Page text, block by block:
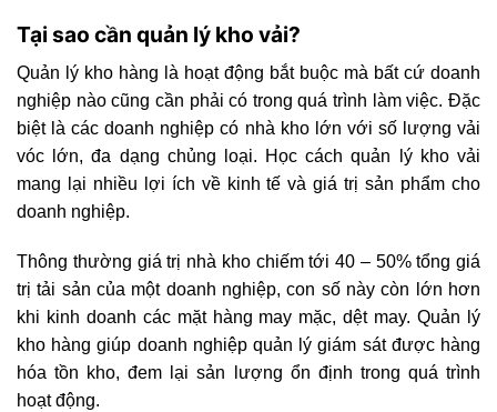
Tại sao cần quản lý kho vải?
Quản lý kho hàng là hoạt động bắt buộc mà bất cứ doanh
nghiệp nào cũng cần phải có trong quá trình làm việc. Đặc
biệt là các doanh nghiệp có nhà kho lớn với số lượng vải
vóc lớn, đa dạng chủng loại. Học cách quản lý kho vải
mang lại nhiều lợi ích về kinh tế và giá trị sản phẩm cho
doanh nghiệp.
Thông thường giá trị nhà kho chiếm tới 40 – 50% tổng giá
trị tải sản của một doanh nghiệp, con số này còn lớn hơn
khi kinh doanh các mặt hàng may mặc, dệt may. Quản lý
kho hàng giúp doanh nghiệp quản lý giám sát được hàng
hóa tồn kho, đem lại sản lượng ổn định trong quá trình
hoạt động.